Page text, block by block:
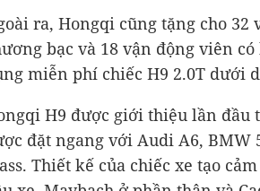
ra, Hongqi cũng tặng cho
bạc và 18 vận động viên
miễn phí chiếc H9 2.0T dưới
H9 được giới thiệu lần đầu
đặt ngang với Audi A6, BMW
Thiết kế của chiếc xe tạo